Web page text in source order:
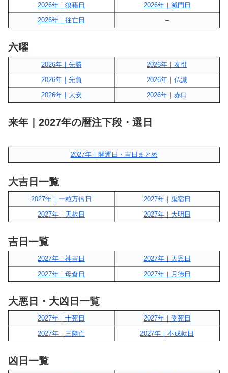
2026年｜狼藉日
2026年｜滅門日
2026年｜往亡日
–
六曜
2026年｜先勝
2026年｜友引
2026年｜先負
2026年｜仏滅
2026年｜大安
2026年｜赤口
来年｜2027年の暦注下段・選日
2027年｜開運日・吉日まとめ
大吉日一覧
2027年｜一粒万倍日
2027年｜鬼宿日
2027年｜天赦日
2027年｜大明日
吉日一覧
2027年｜神吉日
2027年｜天恩日
2027年｜母倉日
2027年｜月徳日
大悪日・大凶日一覧
2027年｜十死日
2027年｜受死日
2027年｜三隣亡
2027年｜不成就日
凶日一覧